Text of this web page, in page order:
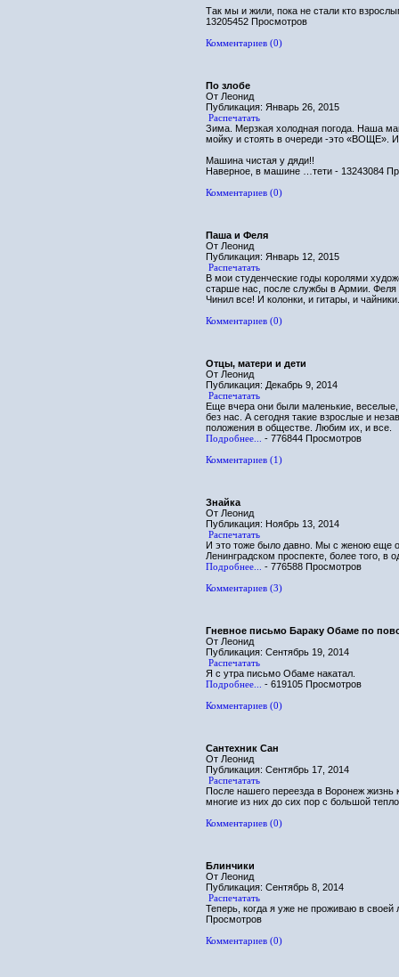
Так мы и жили, пока не стали кто
13205452 Просмотров
Комментариев (0)
По злобе
От Леонид
Публикация: Январь 26, 2015
Распечатать
Зима. Мерзкая холодная погода. Наша
мойку и стоять в очереди -это «ВОЩЕ». И
Машина чистая у дяди!!
Наверное, в машине …тети - 13243084
Комментариев (0)
Паша и Феля
От Леонид
Публикация: Январь 12, 2015
Распечатать
В мои студенческие годы королями
старше нас, после службы в Армии. Феля
Чинил все! И колонки, и гитары, и
Комментариев (0)
Отцы, матери и дети
От Леонид
Публикация: Декабрь 9, 2014
Распечатать
Еще вчера они были маленькие,
без нас. А сегодня такие взрослые и
положения в обществе. Любим их, и все.
Подробнее...
- 776844 Просмотров
Комментариев (1)
Знайка
От Леонид
Публикация: Ноябрь 13, 2014
Распечатать
И это тоже было давно. Мы с женою еще
Ленинградском проспекте, более того,
Подробнее...
- 776588 Просмотров
Комментариев (3)
Гневное письмо Бараку Обаме по
От Леонид
Публикация: Сентябрь 19, 2014
Распечатать
Я с утра письмо Обаме накатал.
Подробнее...
- 619105 Просмотров
Комментариев (0)
Сантехник Сан
От Леонид
Публикация: Сентябрь 17, 2014
Распечатать
После нашего переезда в Воронеж жизнь
многие из них до сих пор с большой
Комментариев (0)
Блинчики
От Леонид
Публикация: Сентябрь 8, 2014
Распечатать
Теперь, когда я уже не проживаю в
Просмотров
Комментариев (0)